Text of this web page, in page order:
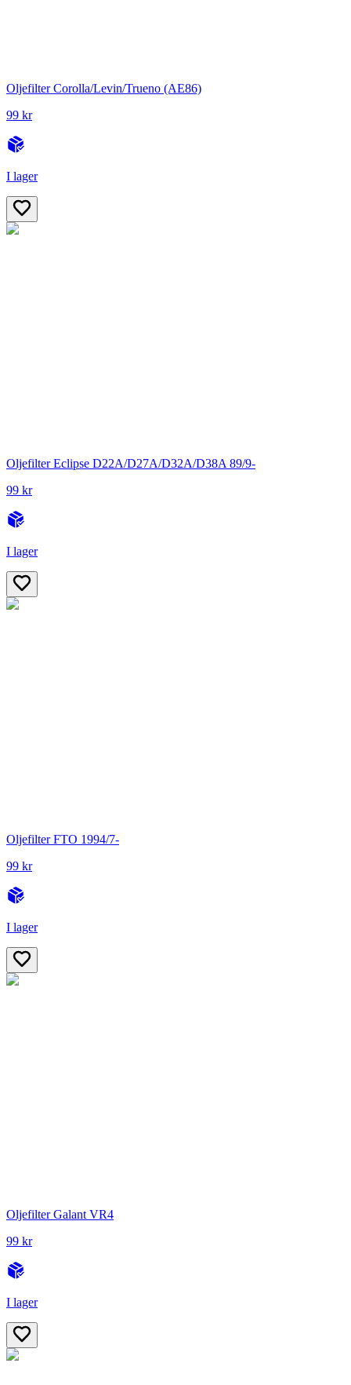
Oljefilter Corolla/Levin/Trueno (AE86)
99 kr
I lager
Oljefilter Eclipse D22A/D27A/D32A/D38A 89/9-
99 kr
I lager
Oljefilter FTO 1994/7-
99 kr
I lager
Oljefilter Galant VR4
99 kr
I lager